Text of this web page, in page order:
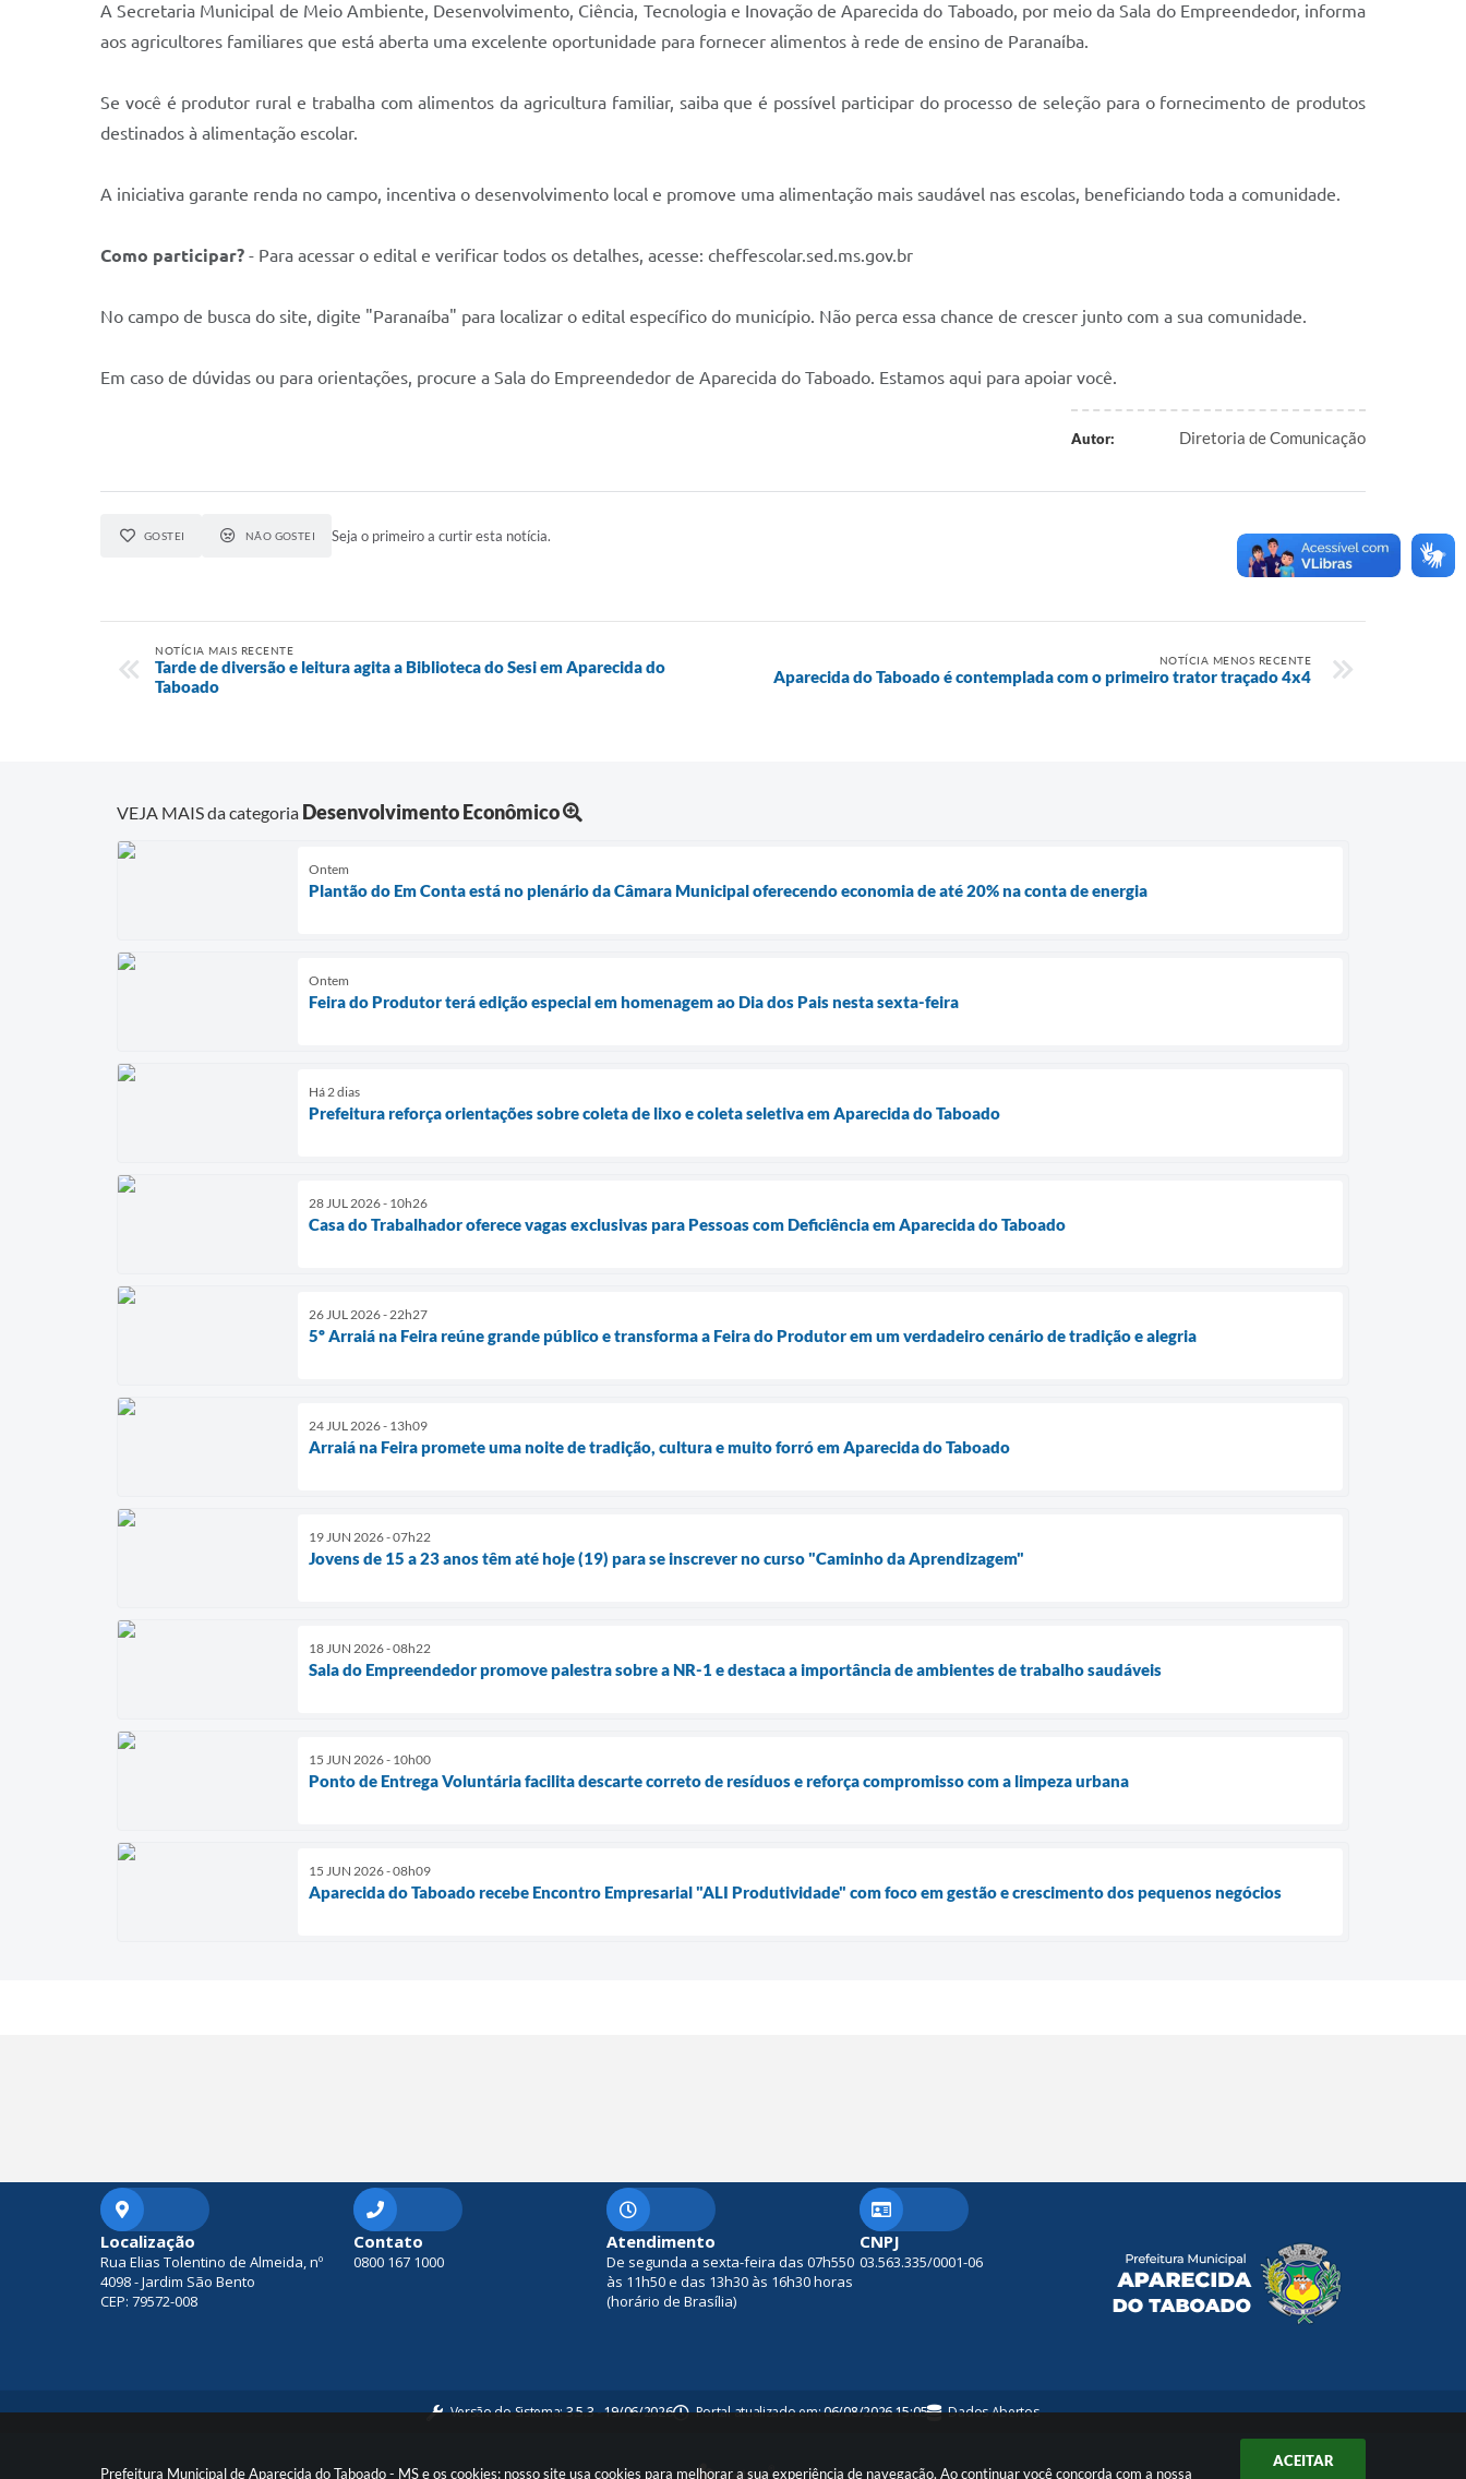
Prefeitura Municipal de Aparecida do Taboado - MS e os cookies: nosso site usa cookies para melhorar a sua experiência de navegação. Ao continuar você concorda com a nossa
ACEITAR
A Secretaria Municipal de Meio Ambiente, Desenvolvimento, Ciência, Tecnologia e Inovação de Aparecida do Taboado, por meio da Sala do Empreendedor, informa
aos agricultores familiares que está aberta uma excelente oportunidade para fornecer alimentos à rede de ensino de Paranaíba.
Se você é produtor rural e trabalha com alimentos da agricultura familiar, saiba que é possível participar do processo de seleção para o fornecimento de produtos
destinados à alimentação escolar.
A iniciativa garante renda no campo, incentiva o desenvolvimento local e promove uma alimentação mais saudável nas escolas, beneficiando toda a comunidade.
Como participar? - Para acessar o edital e verificar todos os detalhes, acesse: cheffescolar.sed.ms.gov.br
No campo de busca do site, digite "Paranaíba" para localizar o edital específico do município. Não perca essa chance de crescer junto com a sua comunidade.
Em caso de dúvidas ou para orientações, procure a Sala do Empreendedor de Aparecida do Taboado. Estamos aqui para apoiar você.
Autor: Diretoria de Comunicação
GOSTEI NÃO GOSTEI Seja o primeiro a curtir esta notícia.
NOTÍCIA MAIS RECENTE
Tarde de diversão e leitura agita a Biblioteca do Sesi em Aparecida do
Taboado
NOTÍCIA MENOS RECENTE
Aparecida do Taboado é contemplada com o primeiro trator traçado 4x4
VEJA MAIS da categoria Desenvolvimento Econômico
Ontem
Plantão do Em Conta está no plenário da Câmara Municipal oferecendo economia de até 20% na conta de energia
Ontem
Feira do Produtor terá edição especial em homenagem ao Dia dos Pais nesta sexta-feira
Há 2 dias
Prefeitura reforça orientações sobre coleta de lixo e coleta seletiva em Aparecida do Taboado
28 JUL 2026 - 10h26
Casa do Trabalhador oferece vagas exclusivas para Pessoas com Deficiência em Aparecida do Taboado
26 JUL 2026 - 22h27
5º Arraiá na Feira reúne grande público e transforma a Feira do Produtor em um verdadeiro cenário de tradição e alegria
24 JUL 2026 - 13h09
Arraiá na Feira promete uma noite de tradição, cultura e muito forró em Aparecida do Taboado
19 JUN 2026 - 07h22
Jovens de 15 a 23 anos têm até hoje (19) para se inscrever no curso "Caminho da Aprendizagem"
18 JUN 2026 - 08h22
Sala do Empreendedor promove palestra sobre a NR-1 e destaca a importância de ambientes de trabalho saudáveis
15 JUN 2026 - 10h00
Ponto de Entrega Voluntária facilita descarte correto de resíduos e reforça compromisso com a limpeza urbana
15 JUN 2026 - 08h09
Aparecida do Taboado recebe Encontro Empresarial "ALI Produtividade" com foco em gestão e crescimento dos pequenos negócios
Localização
Rua Elias Tolentino de Almeida, nº
4098 - Jardim São Bento
CEP: 79572-008
Contato
0800 167 1000
Atendimento
De segunda a sexta-feira das 07h550
às 11h50 e das 13h30 às 16h30 horas
(horário de Brasília)
CNPJ
03.563.335/0001-06
Versão do Sistema:3.5.3 - 19/06/2026 Portal atualizado em:06/08/2026 15:05 Dados Abertos